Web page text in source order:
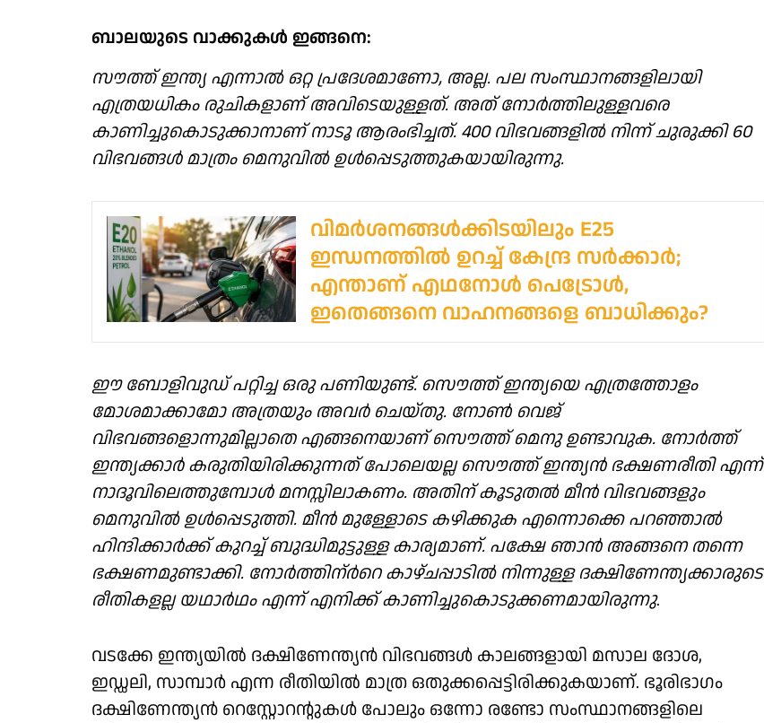
ബാലയുടെ വാക്കുകൾ ഇങ്ങനെ:
സൗത്ത് ഇന്ത്യ എന്നാൽ ഒറ്റ പ്രദേശമാണോ, അല്ല. പല സംസ്ഥാനങ്ങളിലായി
എത്രയധികം രുചികളാണ് അവിടെയുള്ളത്. അത് നോർത്തിലുള്ളവരെ
കാണിച്ചുകൊടുക്കാനാണ് നാടൂ ആരംഭിച്ചത്. 400 വിഭവങ്ങളിൽ നിന്ന് ചുരുക്കി 60
വിഭവങ്ങൾ മാത്രം മെനുവിൽ ഉൾപ്പെടുത്തുകയായിരുന്നു.
വിമർശനങ്ങൾക്കിടയിലും E25
ഇന്ധനത്തിൽ ഉറച്ച് കേന്ദ്ര സർക്കാർ;
എന്താണ് എഥനോൾ പെട്രോൾ,
ഇതെങ്ങനെ വാഹനങ്ങളെ ബാധിക്കും?
ഈ ബോളിവുഡ് പറ്റിച്ച ഒരു പണിയുണ്ട്. സൌത്ത് ഇന്ത്യയെ എത്രത്തോളം
മോശമാക്കാമോ അത്രയും അവർ ചെയ്തു. നോൺ വെജ്
വിഭവങ്ങളൊന്നുമില്ലാതെ എങ്ങനെയാണ് സൌത്ത് മെനു ഉണ്ടാവുക. നോർത്ത്
ഇന്ത്യക്കാർ കരുതിയിരിക്കുന്നത് പോലെയല്ല സൌത്ത് ഇന്ത്യൻ ഭക്ഷണരീതി എന്ന്
നാദൂവിലെത്തുമ്പോൾ മനസ്സിലാകണം. അതിന് കൂടുതൽ മീൻ വിഭവങ്ങളും
മെനുവിൽ ഉൾപ്പെടുത്തി. മീൻ മുള്ളോടെ കഴിക്കുക എന്നൊക്കെ പറഞ്ഞാൽ
ഹിന്ദിക്കാർക്ക് കുറച്ച് ബുദ്ധിമുട്ടുള്ള കാര്യമാണ്. പക്ഷേ ഞാൻ അങ്ങനെ തന്നെ
ഭക്ഷണമുണ്ടാക്കി. നോർത്തിന്ർറെ കാഴ്ചപ്പാടിൽ നിന്നുള്ള ദക്ഷിണേന്ത്യക്കാരുടെ
രീതികളല്ല യഥാർഥം എന്ന് എനിക്ക് കാണിച്ചുകൊടുക്കണമായിരുന്നു.
വടക്കേ ഇന്ത്യയിൽ ദക്ഷിണേന്ത്യൻ വിഭവങ്ങൾ കാലങ്ങളായി മസാല ദോശ,
ഇഡ്ഡലി, സാമ്പാർ എന്ന രീതിയിൽ മാത്ര ഒതുക്കപ്പെട്ടിരിക്കുകയാണ്. ഭൂരിഭാഗം
ദക്ഷിണേന്ത്യൻ റെസ്റ്റോറന്റുകൾ പോലും ഒന്നോ രണ്ടോ സംസ്ഥാനങ്ങളിലെ